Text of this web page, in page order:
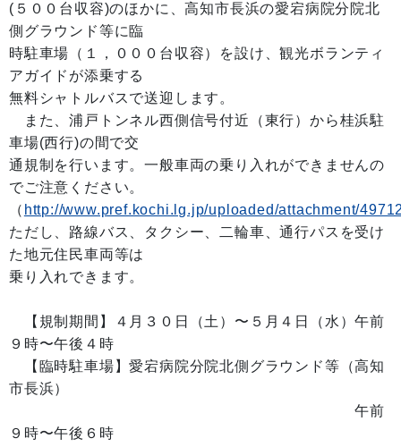
(５００台収容)のほかに、高知市長浜の愛宕病院分院北
側グラウンド等に臨
時駐車場（１，０００台収容）を設け、観光ボランティ
アガイドが添乗する
無料シャトルバスで送迎します。
また、浦戸トンネル西側信号付近（東行）から桂浜駐
車場(西行)の間で交
通規制を行います。一般車両の乗り入れができませんの
でご注意ください。
（ http://www.pref.kochi.lg.jp/uploaded/attachment/
ただし、路線バス、タクシー、二輪車、通行パスを受け
た地元住民車両等は
乗り入れできます。
【規制期間】４月３０日（土）〜５月４日（水）午前
９時〜午後４時
【臨時駐車場】愛宕病院分院北側グラウンド等（高知
市長浜）
午前
９時〜午後６時